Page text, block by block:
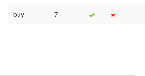
buy 7